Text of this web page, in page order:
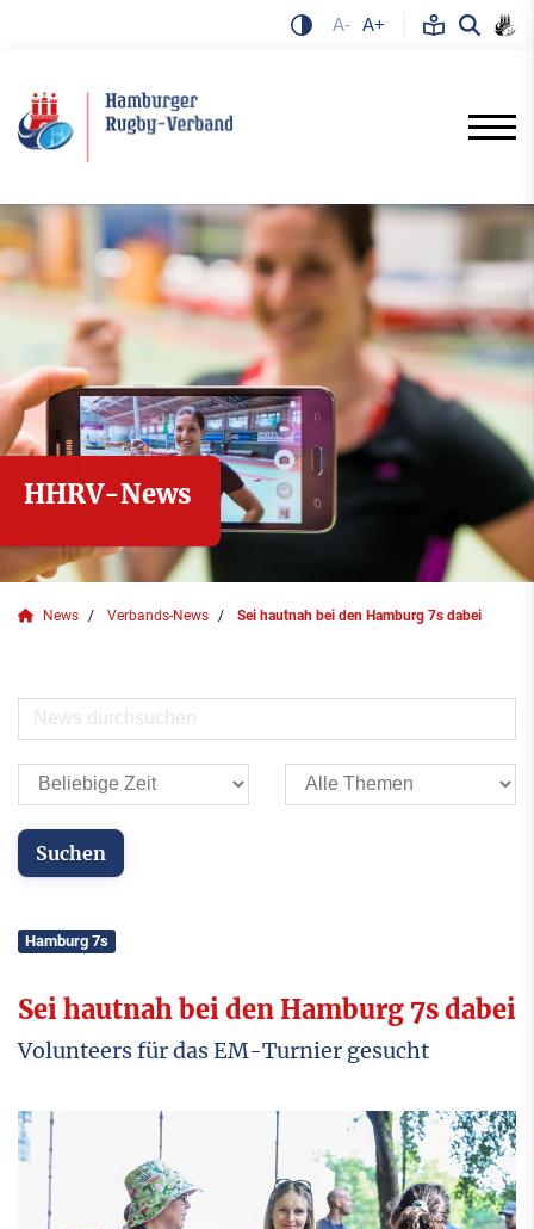
A- A+
HHRV-News
News Verbands-News Sei hautnah bei den Hamburg 7s dabei
Hamburg 7s
Sei hautnah bei den Hamburg 7s dabei
Volunteers für das EM-Turnier gesucht